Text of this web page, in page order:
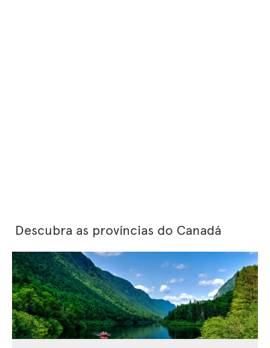
Descubra as províncias do Canadá